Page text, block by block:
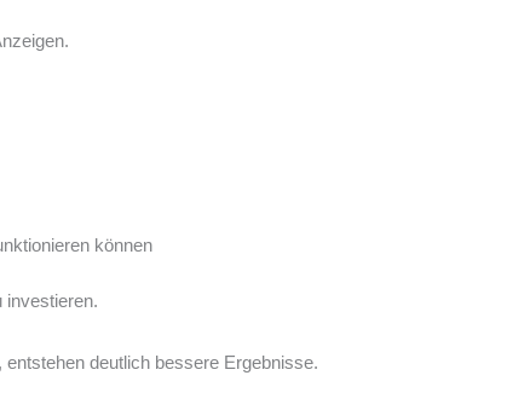
können
investieren.
deutlich bessere Ergebnisse.